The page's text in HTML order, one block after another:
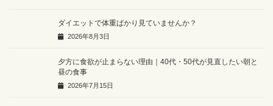
ダイエットで体重ばかり見ていませんか？
2026年8月3日
夕方に食欲が止まらない理由｜40代・50代が見直したい朝と
昼の食事
2026年7月15日